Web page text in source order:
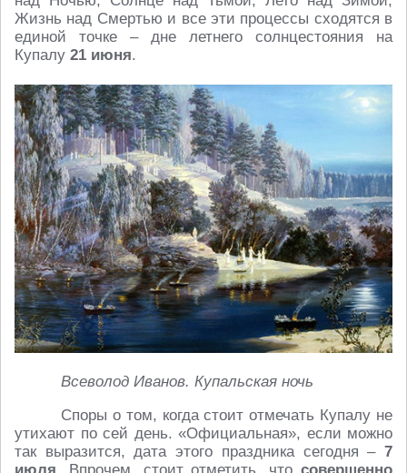
Жизнь над Смертью и все эти процессы сходятся в
единой точке – дне летнего солнцестояния на
Купалу 21 июня.
Всеволод Иванов. Купальская ночь
Споры о том, когда стоит отмечать Купалу не
утихают по сей день. «Официальная», если можно
так выразится, дата этого праздника сегодня – 7